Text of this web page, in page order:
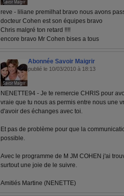
reve - liliane premilhat bravo nous avons
docteur Cohen est son équipes bravo
Chris malgré ton retard !!!!
encore bravo Mr Cohen bises a tous
Abonnée Savoir Maigrir
publié le 10/03/2010 à 18:13
NENETTE94 - Je te remercie CHRIS pour
vraie que tu nous as permis entre nous une
d'avoir des échanges avec toi.
Et pas de problème pour que la
possible.
Avec le programme de M JM COHEN j'ai
surtout une joie de le suivre.
Amitiés Martine (NENETTE)